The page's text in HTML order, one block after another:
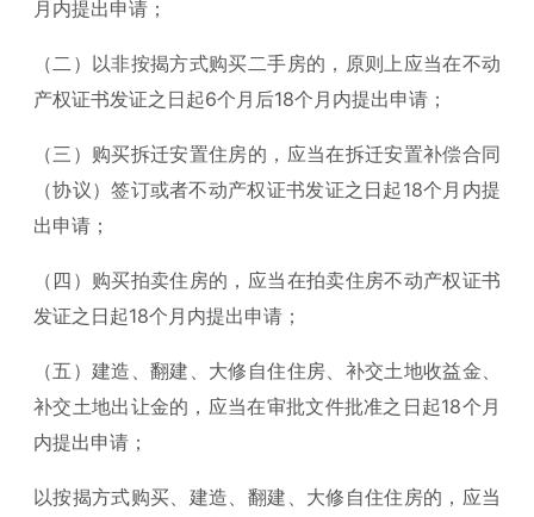
月内提出申请；
（二）以非按揭方式购买二手房的，原则上应当在不动
产权证书发证之日起6个月后18个月内提出申请；
（三）购买拆迁安置住房的，应当在拆迁安置补偿合同
（协议）签订或者不动产权证书发证之日起18个月内提
出申请；
（四）购买拍卖住房的，应当在拍卖住房不动产权证书
发证之日起18个月内提出申请；
（五）建造、翻建、大修自住住房、补交土地收益金、
补交土地出让金的，应当在审批文件批准之日起18个月
内提出申请；
以按揭方式购买、建造、翻建、大修自住住房的，应当